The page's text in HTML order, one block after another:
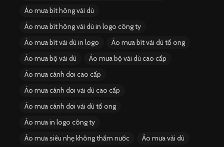
Áo mưa bít hông vải dù
Áo mưa bít hông vải dù in logo công ty
Áo mưa bít vải dù in logo
Áo mưa bít vải dù tổ ong
Áo mưa bộ vải dù
Áo mưa bộ vải dù cao cấp
Áo mưa cánh dơi cao cấp
Áo mưa cánh dơi vải dù cao cấp
Áo mưa cánh dơi vải dù tổ ong
Áo mưa in logo công ty
Áo mưa siêu nhẹ không thấm nước
Áo mưa vải dù